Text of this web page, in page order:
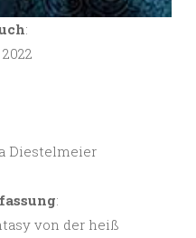
:
Diestelmeier
:
von der heiß